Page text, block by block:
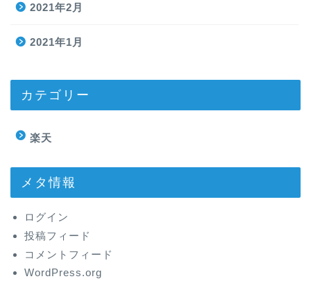
2021年2月
2021年1月
カテゴリー
楽天
メタ情報
ログイン
投稿フィード
コメントフィード
WordPress.org